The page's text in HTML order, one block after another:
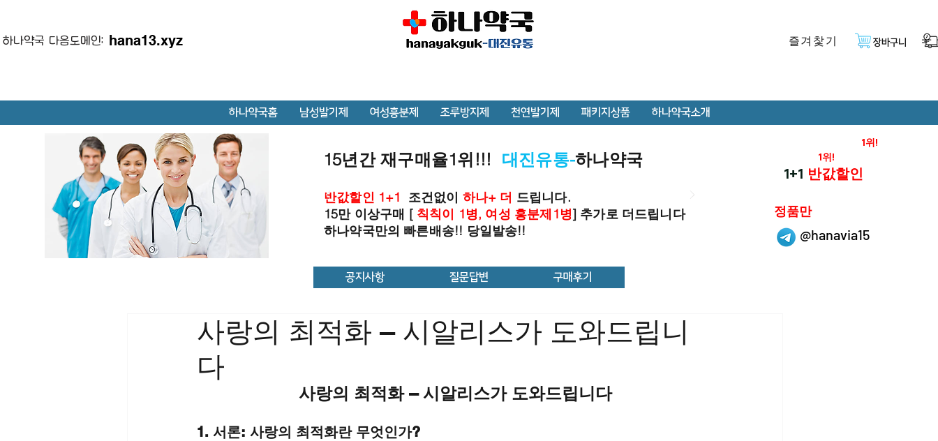
하나약국 다음도메인: hana13.xyz 즐겨찿기 장바구니
하나약국홈 남성발기제 여성흥분제 조루방지제 천연발기제 패키지상품 하나약국소개
15년간 재구매율1위!!! 대진유통-하나약국
반값할인 1+1 조건없이 하나+ 더 드립니다.
15만 이상구매 [ 칙칙이 1병, 여성 흥분제1병] 추가로 더드립니다
하나약국만의 빠른배송!! 당일발송!!
@hanavia15
1위!
1위!
1+1 반값할인
정품만
공지사항 질문답변 구매후기
사랑의 최적화 – 시알리스가 도와드립니
다
사랑의 최적화 – 시알리스가 도와드립니다
1. 서론: 사랑의 최적화란 무엇인가?